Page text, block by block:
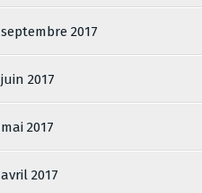
septembre 2017
juin 2017
mai 2017
avril 2017